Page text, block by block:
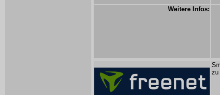
Weitere Infos:
zu